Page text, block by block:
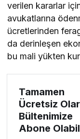
verilen kararlar
avukatlarına
ücretlerinden
da derinleşen
bu mali yükten
Tamamen
Ücretsiz
Bültenimize
Abone